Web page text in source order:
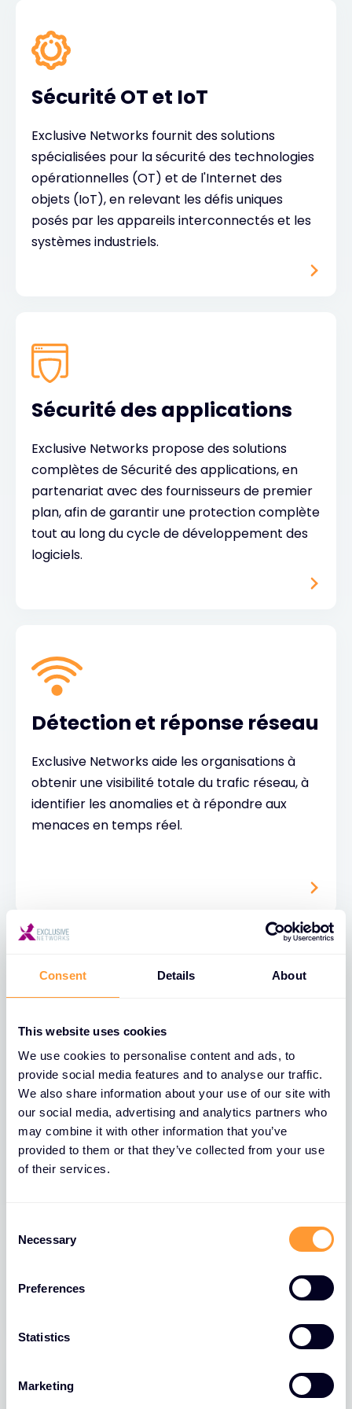
Consent Details About
This website uses cookies
We use cookies to personalise content and ads, to
provide social media features and to analyse our traffic.
We also share information about your use of our site with
our social media, advertising and analytics partners who
may combine it with other information that you’ve
provided to them or that they’ve collected from your use
of their services.
Necessary
Preferences
Statistics
Marketing
Sécurité OT et IoT
Exclusive Networks fournit des solutions
spécialisées pour la sécurité des technologies
opérationnelles (OT) et de l'Internet des
objets (IoT), en relevant les défis uniques
posés par les appareils interconnectés et les
systèmes industriels.
Sécurité des applications
Exclusive Networks propose des solutions
complètes de Sécurité des applications, en
partenariat avec des fournisseurs de premier
plan, afin de garantir une protection complète
tout au long du cycle de développement des
logiciels.
Détection et réponse réseau
Exclusive Networks aide les organisations à
obtenir une visibilité totale du trafic réseau, à
identifier les anomalies et à répondre aux
menaces en temps réel.
Évaluation des risques en
cybersécurité
Une évaluation des risques cybersécurité est
un processus structuré utilisé pour identifier,
analyser et évaluer les menaces potentielles
pesant sur les systèmes d'information et les
données d'une organisation. Elle permet de
données, les ransomwares ou les menaces
en fonction de leur gravité.